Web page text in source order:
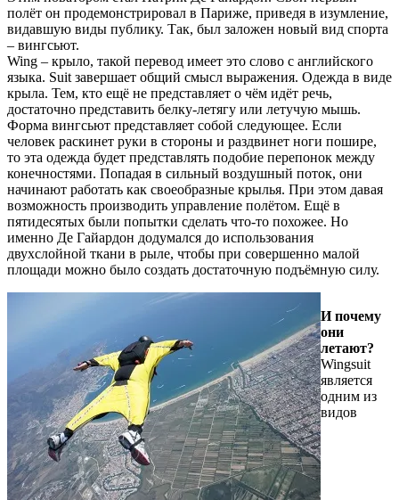
полёт он продемонстрировал в Париже, приведя в изумление,
видавшую виды публику. Так, был заложен новый вид спорта
– вингсьют.
Wing – крыло, такой перевод имеет это слово с английского
языка. Suit завершает общий смысл выражения. Одежда в виде
крыла. Тем, кто ещё не представляет о чём идёт речь,
достаточно представить белку-летягу или летучую мышь.
Форма вингсьют представляет собой следующее. Если
человек раскинет руки в стороны и раздвинет ноги пошире,
то эта одежда будет представлять подобие перепонок между
конечностями. Попадая в сильный воздушный поток, они
начинают работать как своеобразные крылья. При этом давая
возможность производить управление полётом. Ещё в
пятидесятых были попытки сделать что-то похожее. Но
именно Де Гайардон додумался до использования
двухслойной ткани в рыле, чтобы при совершенно малой
площади можно было создать достаточную подъёмную силу.
И почему
они
летают?
Wingsuit
является
одним из
видов